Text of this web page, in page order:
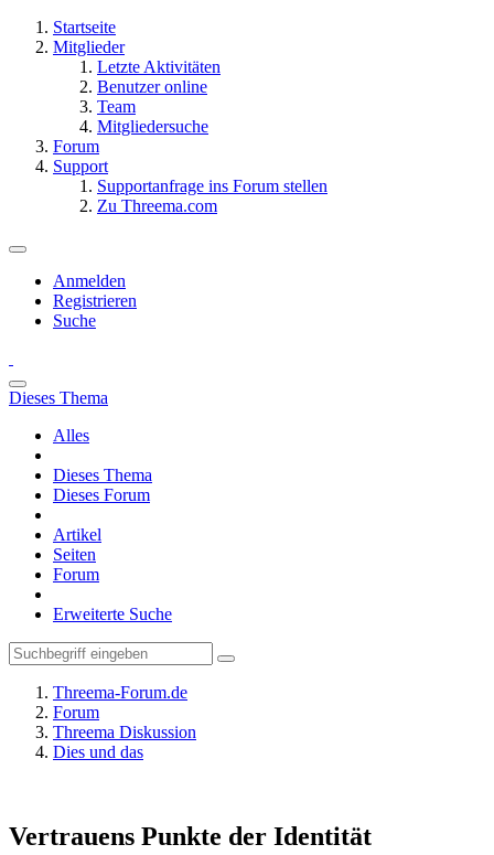
Startseite
Mitglieder
Letzte Aktivitäten
Benutzer online
Team
Mitgliedersuche
Forum
Support
Supportanfrage ins Forum stellen
Zu Threema.com
Anmelden
Registrieren
Suche
Dieses Thema
Alles
Dieses Thema
Dieses Forum
Artikel
Seiten
Forum
Erweiterte Suche
Threema-Forum.de
Forum
Threema Diskussion
Dies und das
Vertrauens Punkte der Identität